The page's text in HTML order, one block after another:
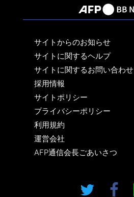
サイトからのお知らせ
サイトに関するヘルプ
サイトに関するお問い合わせ
採用情報
サイトポリシー
プライバシーポリシー
利用規約
運営会社
AFP通信会長ごあいさつ